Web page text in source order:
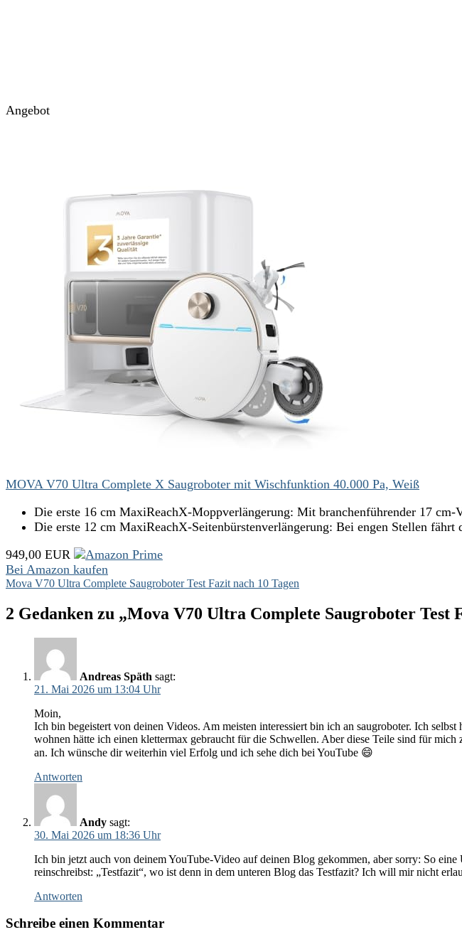
Angebot
MOVA V70 Ultra Complete X Saugroboter mit Wischfunktion 40.000 Pa, Weiß
Die erste 16 cm MaxiReachX-Moppverlängerung: Mit branchenführender 17 cm-
Die erste 12 cm MaxiReachX-Seitenbürstenverlängerung: Bei engen Stellen fährt
949,00 EUR
Bei Amazon kaufen
Mova V70 Ultra Complete Saugroboter Test Fazit nach 10 Tagen
2 Gedanken zu „Mova V70 Ultra Complete Saugroboter Test
Andreas Späth sagt:
21. Mai 2026 um 13:04 Uhr
Moin,
Ich bin begeistert von deinen Videos. Am meisten interessiert bin ich an saugroboter. Ich
wohnen hätte ich einen klettermax gebraucht für die Schwellen. Aber diese Teile sind für
an. Ich wünsche dir weiterhin viel Erfolg und ich sehe dich bei YouTube 😄
Antworten
Andy sagt:
30. Mai 2026 um 18:36 Uhr
Ich bin jetzt auch von deinem YouTube-Video auf deinen Blog gekommen, aber sorry: So
reinschreibst: „Testfazit“, wo ist denn in dem unteren Blog das Testfazit? Ich will mir nicht
Antworten
Schreibe einen Kommentar